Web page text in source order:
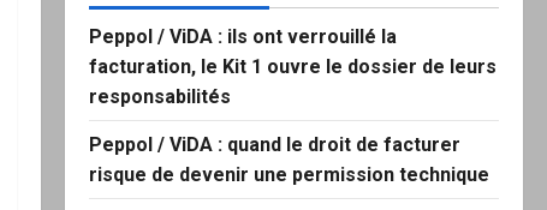
Peppol / ViDA : ils ont verrouillé la
facturation, le Kit 1 ouvre le dossier de leurs
responsabilités
Peppol / ViDA : quand le droit de facturer
risque de devenir une permission technique